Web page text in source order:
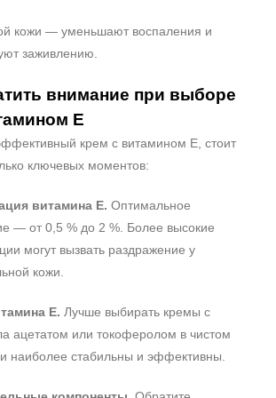
кожи — уменьшают воспаления и
заживлению.
внимание при выборе
E
крем с витамином E, стоит
ключевых моментов:
витамина E. Оптимальное
— от 0,5 % до 2 %. Более высокие
могут вызвать раздражение у
кожи.
E. Лучше выбирать кремы с
ацетатом или токоферолом в чистом
наиболее стабильны и эффективны.
предложение о консультации
+7 (495) 640-58-89
+7 (929) 933-09-89